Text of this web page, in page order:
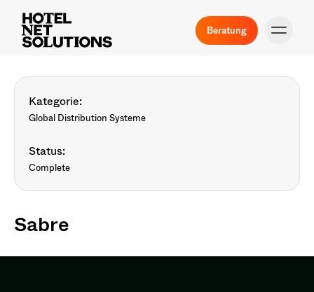
Beratung
Kategorie:
Global Distribution Systeme
Status:
Complete
Sabre